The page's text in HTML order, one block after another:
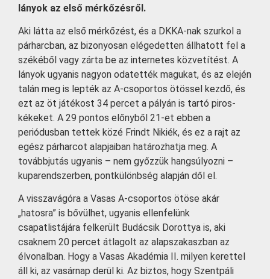
lányok az első mérkőzésről.
Aki látta az első mérkőzést, és a DKKA-nak szurkol a
párharcban, az bizonyosan elégedetten állhatott fel a
székéből vagy zárta be az internetes közvetítést. A
lányok ugyanis nagyon odatették magukat, és az elején
talán meg is lepték az A-csoportos ötössel kezdő, és
ezt az öt játékost 34 percet a pályán is tartó piros-
kékeket. A 29 pontos előnyből 21-et ebben a
periódusban tettek közé Frindt Nikiék, és ez a rajt az
egész párharcot alapjaiban határozhatja meg. A
továbbjutás ugyanis – nem győzzük hangsúlyozni –
kuparendszerben, pontkülönbség alapján dől el.
A visszavágóra a Vasas A-csoportos ötöse akár
„hatosra” is bővülhet, ugyanis ellenfelünk
csapatlistájára felkerült Budácsik Dorottya is, aki
csaknem 20 percet átlagolt az alapszakaszban az
élvonalban. Hogy a Vasas Akadémia II. milyen kerettel
áll ki, az vasárnap derül ki. Az biztos, hogy Szentpáli